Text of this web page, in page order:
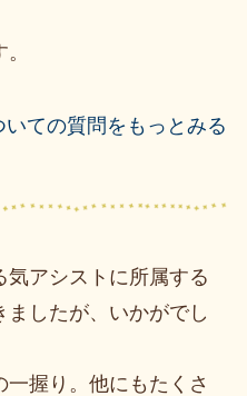
いての質問をもっとみる
気アシストに所属する
したが、いかがでし
握り。他にもたくさ